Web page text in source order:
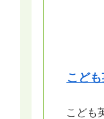
こど
こども